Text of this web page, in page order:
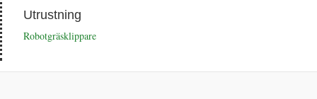
Utrustning
Robotgräsklippare